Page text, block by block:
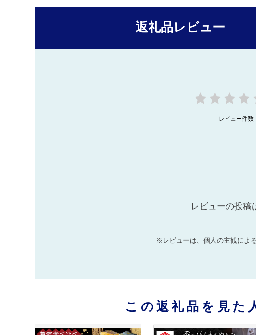
返礼品レビュー
レビュー件数
レビューの投稿
※レビューは、個人の主観によ
この返礼品を見た